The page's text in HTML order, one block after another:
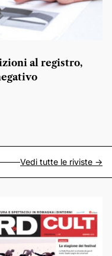
al registro,
Vedi tutte le riviste ->